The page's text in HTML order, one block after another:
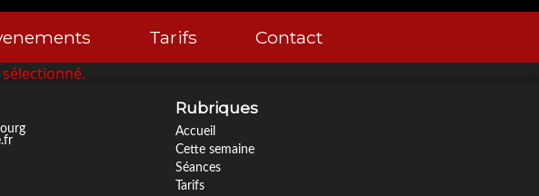
Tarifs
Via Ozzak.fr
Contact
Rubriques
Accueil
Cette semaine
Séances
Tarifs